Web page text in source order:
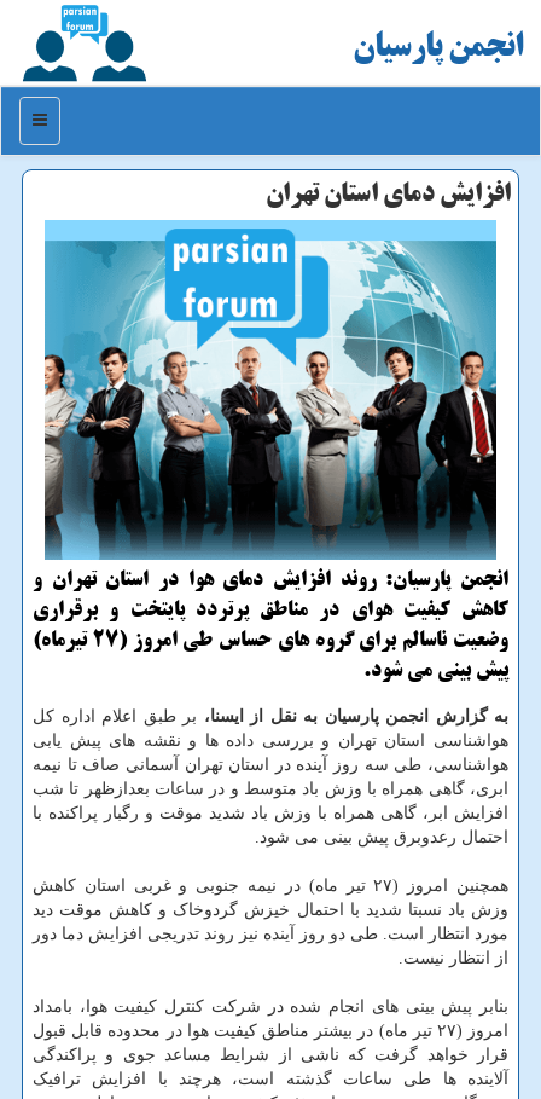
انجمن پارسیان
منو
افزایش دمای استان تهران
انجمن پارسیان: روند افزایش دمای هوا در استان تهران و
کاهش کیفیت هوای در مناطق پرتردد پایتخت و برقراری
وضعیت ناسالم برای گروه های حساس طی امروز (27 تیرماه)
پیش بینی می شود.
به گزارش انجمن پارسیان به نقل از ایسنا، بر طبق اعلام اداره کل
هواشناسی استان تهران و بررسی داده ها و نقشه های پیش یابی
هواشناسی، طی سه روز آینده در استان تهران آسمانی صاف تا نیمه
ابری، گاهی همراه با وزش باد متوسط و در ساعات بعدازظهر تا شب
افزایش ابر، گاهی همراه با وزش باد شدید موقت و رگبار پراکنده با
احتمال رعدوبرق پیش بینی می شود.
همچنین امروز (۲۷ تیر ماه) در نیمه جنوبی و غربی استان کاهش
وزش باد نسبتا شدید با احتمال خیزش گردوخاک و کاهش موقت دید
مورد انتظار است. طی دو روز آینده نیز روند تدریجی افزایش دما دور
از انتظار نیست.
بنابر پیش بینی های انجام شده در شرکت کنترل کیفیت هوا، بامداد
امروز (۲۷ تیر ماه) در بیشتر مناطق کیفیت هوا در محدوده قابل قبول
قرار خواهد گرفت که ناشی از شرایط مساعد جوی و پراکندگی
آلاینده ها طی ساعات گذشته است، هرچند با افزایش ترافیک